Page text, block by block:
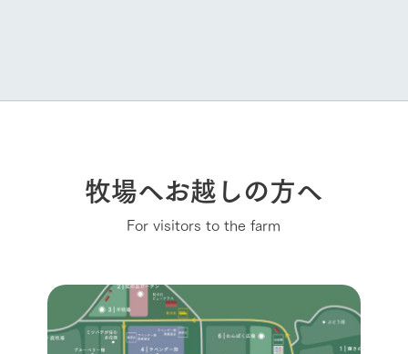
牧場へお越しの方へ
For visitors to the farm